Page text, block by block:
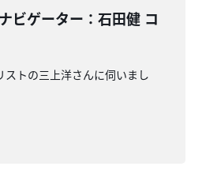
ビゲーター：石田健 コ
トの三上洋さんに伺いまし